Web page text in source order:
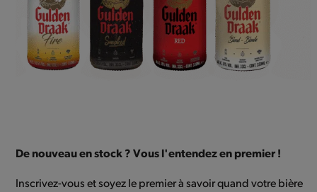
De nouveau en stock ? Vous l'entendez en premier !
Inscrivez-vous et soyez le premier à savoir quand votre bière